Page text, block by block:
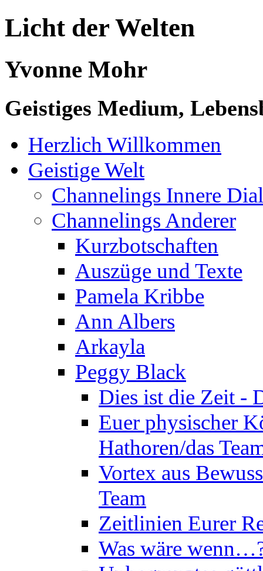
Licht der Welten
Yvonne Mohr
Geistiges Medium,
Herzlich Willkommen
Geistige Welt
Channelings Innere
Channelings Anderer
Kurzbotschaften
Auszüge und Texte
Pamela Kribbe
Ann Albers
Arkayla
Peggy Black
Dies ist die Zeit -
Euer physischer
Hathoren/das
Vortex aus
Team
Zeitlinien Eurer
Was wäre